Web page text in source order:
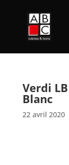
Verdi
Blanc
22 avril 2020